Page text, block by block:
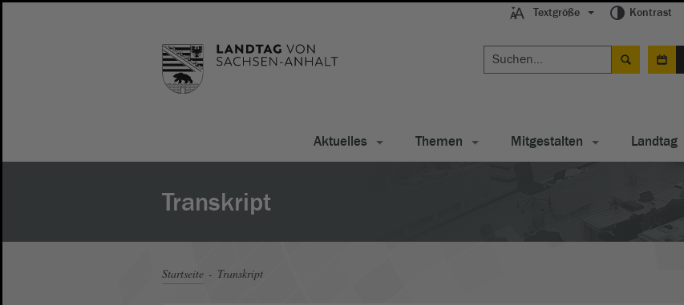
Textgröße Kontrast
Aktuelles Themen Mitgestalten Landtag
Transkript
Startseite Transkript